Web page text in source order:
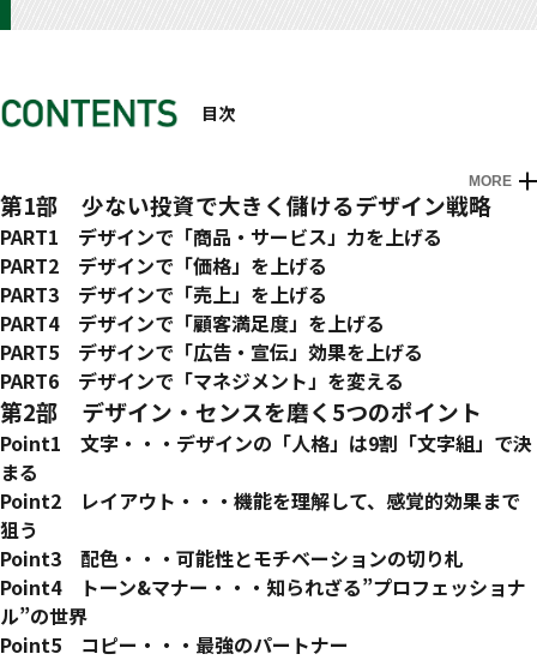
目次
MORE
第1部 少ない投資で大きく儲けるデザイン戦略
・未来を見据えながらブランドを育てる
・大切なのは、デザインをどう活かすのか考えること
・クラスとタイプで市場価値を上げる
・デザインの持つ資産価値
・効果的な商品展開を考えよう
PART1 デザインで「商品・サービス」力を上げる
・ぱっと目で市場を拡大させるための技術
・マッチングの重要性
・良いものを知るということ
・良い料理をつくるには? = 良いデザインをつくるには？
PART2 デザインで「価格」を上げる
・クラスアップデザイン術
・ビジュアルアイデンティティとブランド化
PART3 デザインで「売上」を上げる
・ブランディングしない症候群
・プロモーションしないで、ただ待っいてはダメ
・「マス」と「ニッチ」のアドバタイジングデザイン
・本当に広告でモノは売れるの?
・売上アップデザイン術
PART4 デザインで「顧客満足度」を上げる
・デザインに託されたミッション
・あなたの商品・サービスにデザインを導入しよう
・顧客満足度アップデザイン術
PART5 デザインで「広告・宣伝」効果を上げる
・大原則! デザインは先に決めてしまう
・人が「見て」感じることはとてもシンプル
・”つかむ”デザインと”引く”デザイン
・デザインで心を動かすには
・中小企業は”感心する”デザインを使え
・”強さ”と同じく”美しさ”も心を動かす
PART6 デザインで「マネジメント」を変える
・類は類を呼ぶ
・「見せる」ことで、対象を引きよせる
・デザインで人材マッチング力を上げる
・デザインでモチベーションを上げる
・インテリアデザインで社風のバージョンアップ
・”見せて終わり”のビジュアルコミュニケーション
・デザインで社内教育
・デザインで行動規範を思い出させる
・デザインで階級を上げる
第2部 デザイン・センスを磨く5つのポイント
Point1 文字・・・デザインの「人格」は9割「文字組」で決
まる
・文字を知る
・文字を選ぶ
・文字を使う
Point2 レイアウト・・・機能を理解して、感覚的効果まで
狙う
・レイアウトを知る
・レイアウトで視覚効果をアップ
・デザインやレイアウトをビジネスに使う
Point3 配色・・・可能性とモチベーションの切り札
・いろいろな話
・色を選ぶ
・色を使う
Point4 トーン&マナー・・・知られざる”プロフェッショナ
ル”の世界
・自社に合ったトーン&マナーを採用する
Point5 コピー・・・最強のパートナー